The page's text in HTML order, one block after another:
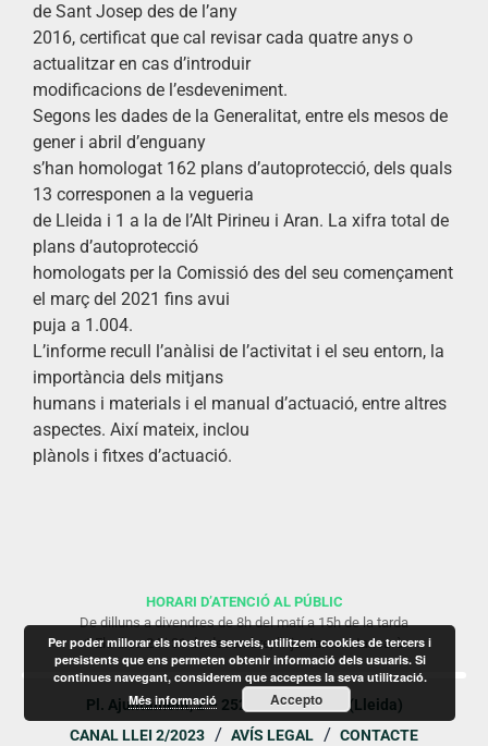
de Sant Josep des de l’any
2016, certificat que cal revisar cada quatre anys o
actualitzar en cas d’introduir
modificacions de l’esdeveniment.
Segons les dades de la Generalitat, entre els mesos de
gener i abril d’enguany
s’han homologat 162 plans d’autoprotecció, dels quals
13 corresponen a la vegueria
de Lleida i 1 a la de l’Alt Pirineu i Aran. La xifra total de
plans d’autoprotecció
homologats per la Comissió des del seu començament
el març del 2021 fins avui
puja a 1.004.
L’informe recull l’anàlisi de l’activitat i el seu entorn, la
importància dels mitjans
humans i materials i el manual d’actuació, entre altres
aspectes. Així mateix, inclou
plànols i fitxes d’actuació.
HORARI D’ATENCIÓ AL PÚBLIC
De dilluns a divendres de 8h del matí a 15h de la tarda
* Els dies 24 i 31 de desembre, l’Ajuntament tancarà
Pl. Ajuntament, 2 – 25230 Mollerussa (Lleida)
CANAL LLEI 2/2023
AVÍS LEGAL CONTACTE
Per poder millorar els nostres serveis, utilitzem cookies de tercers i
persistents que ens permeten obtenir informació dels usuaris. Si
continues navegant, considerem que acceptes la seva utilització.
Més informació
Accepto